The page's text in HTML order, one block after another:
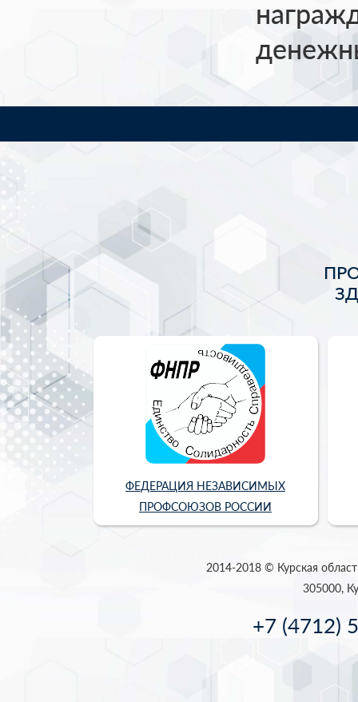
ФЕДЕРАЦИЯ НЕЗАВИСИМЫХ
ПРОФСОЮЗОВ РОССИИ
2014-2018 © Курская
305000,
+7 (4712)